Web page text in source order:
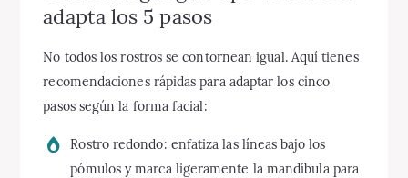
adapta los 5 pasos
No todos los rostros se contornean igual. Aquí tienes
recomendaciones rápidas para adaptar los cinco
pasos según la forma facial:
Rostro redondo: enfatiza las líneas bajo los
pómulos y marca ligeramente la mandíbula para